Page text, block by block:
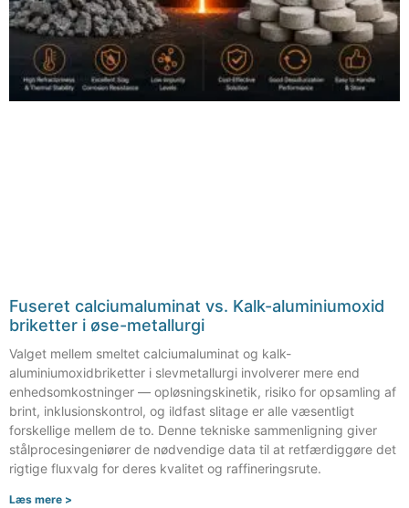
Fuseret calciumaluminat vs. Kalk-aluminiumoxid
briketter i øse-metallurgi
Valget mellem smeltet calciumaluminat og kalk-
aluminiumoxidbriketter i slevmetallurgi involverer mere end
enhedsomkostninger — opløsningskinetik, risiko for opsamling af
brint, inklusionskontrol, og ildfast slitage er alle væsentligt
forskellige mellem de to. Denne tekniske sammenligning giver
stålprocesingeniører de nødvendige data til at retfærdiggøre det
rigtige fluxvalg for deres kvalitet og raffineringsrute.
Læs mere >